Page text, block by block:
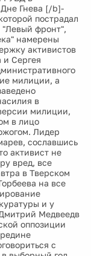
Гнева [/b]-
пострадал
фронт",
намерены
активистов
и Сергея
милиции, а
в
милиции,
в лицо
Лидер
сославшись
активист не
вред, все
в Тверском
на все
и у
Медвеедв
оппозиции
с